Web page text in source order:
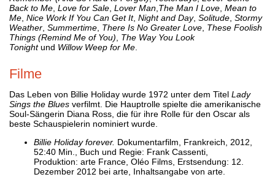
Back to Me Love for Sale Lover Man The Man I Love Mean to
Me Nice Work If You Can Get It, Night and Day, Solitude Stormy
Weather Summertime There Is No Greater Love These Foolish
Things (Remind Me of You)
The Way You Look
Tonightund Willow Weep for Me
Filme
Das Leben von Billie Holiday wurde 1972 unter dem Titel Lady
Sings the Blues verfilmt. Die Hauptrolle spielte die amerikanische
Soul-Sängerin Diana Ross, die für ihre Rolle für den Oscar als
beste Schauspielerin nominiert wurde.
Billie Holiday forever. Dokumentarfilm, Frankreich, 2012,
52:40 Min., Buch und Regie: Frank Cassenti,
Produktion: arte France, Oléo Films, Erstsendung: 12.
Dezember 2012 bei arte, Inhaltsangabe von arte.